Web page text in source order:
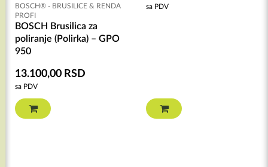
BOSCH® - BRUSILICE & RENDA
PROFI
BOSCH Brusilica za
poliranje (Polirka) – GPO
950
13.100,00 RSD
sa PDV
sa PDV